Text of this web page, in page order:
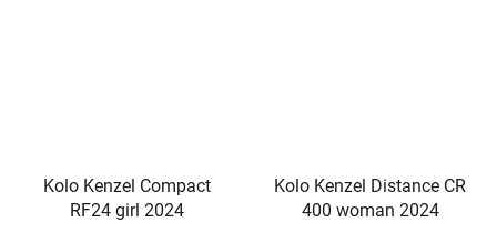
Kolo Kenzel Compact
RF24 girl 2024
Kolo Kenzel Distance CR
400 woman 2024